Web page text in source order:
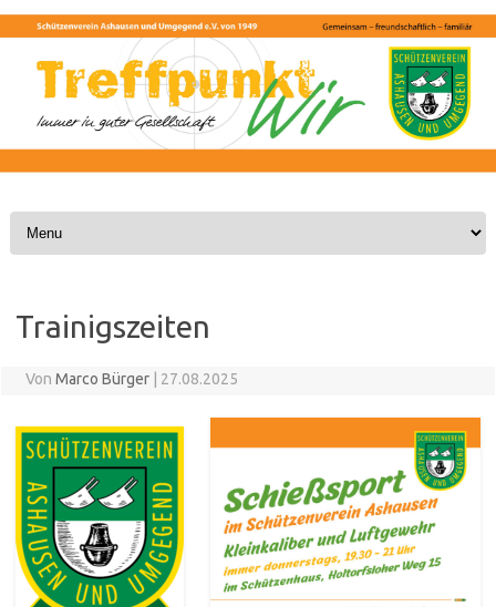
Skip to content
Trainigszeiten
Von Marco Bürger 27.08.2025